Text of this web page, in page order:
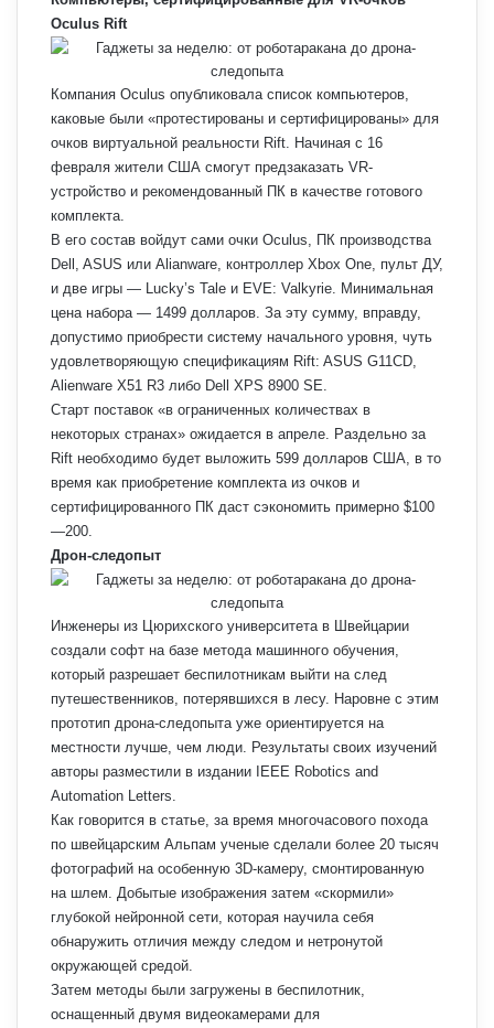
Oculus Rift
Компания Oculus опубликовала список компьютеров,
каковые были «протестированы и сертифицированы» для
очков виртуальной реальности Rift. Начиная с 16
февраля жители США смогут предзаказать VR-
устройство и рекомендованный ПК в качестве готового
комплекта.
В его состав войдут сами очки Oculus, ПК производства
Dell, ASUS или Alianware, контроллер Xbox One, пульт ДУ,
и две игры — Lucky’s Tale и EVE: Valkyrie. Минимальная
цена набора — 1499 долларов. За эту сумму, вправду,
допустимо приобрести систему начального уровня, чуть
удовлетворяющую спецификациям Rift: ASUS G11CD,
Alienware X51 R3 либо Dell XPS 8900 SE.
Старт поставок «в ограниченных количествах в
некоторых странах» ожидается в апреле. Раздельно за
Rift необходимо будет выложить 599 долларов США, в то
время как приобретение комплекта из очков и
сертифицированного ПК даст сэкономить примерно $100
—200.
Дрон-следопыт
Инженеры из Цюрихского университета в Швейцарии
создали софт на базе метода машинного обучения,
который разрешает беспилотникам выйти на след
путешественников, потерявшихся в лесу. Наровне с этим
прототип дрона-следопыта уже ориентируется на
местности лучше, чем люди. Результаты своих изучений
авторы разместили в издании IEEE Robotics and
Automation Letters.
Как говорится в статье, за время многочасового похода
по швейцарским Альпам ученые сделали более 20 тысяч
фотографий на особенную 3D-камеру, смонтированную
на шлем. Добытые изображения затем «скормили»
глубокой нейронной сети, которая научила себя
обнаружить отличия между следом и нетронутой
окружающей средой.
Затем методы были загружены в беспилотник,
оснащенный двумя видеокамерами для